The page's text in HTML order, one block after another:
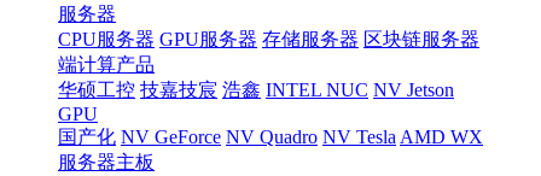
服务器
CPU服务器 GPU服务器 存储服务器 区块链服务器
端计算产品
华硕工控 技嘉技宸 浩鑫 INTEL NUC NV Jetson
GPU
国产化 NV GeForce NV Quadro NV Tesla AMD WX
服务器主板